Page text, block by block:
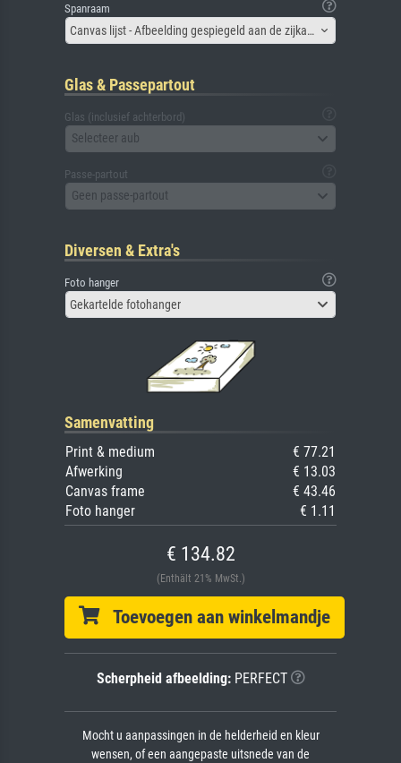
Spanraam
Canvas lijst - Afbeelding gespiegeld aan de zijkant
Glas & Passepartout
Glas (inclusief achterbord)
Selecteer aub
Passe-partout
Geen passe-partout
Diversen & Extra's
Foto hanger
Gekartelde fotohanger
Samenvatting
Print & medium
€ 77.21
Afwerking
€ 13.03
Canvas frame
€ 43.46
Foto hanger
€ 1.11
€ 134.82
(Enthält 21% MwSt.)
Toevoegen aan winkelmandje
Scherpheid afbeelding:PERFECT
Mocht u aanpassingen in de helderheid en kleur
wensen, of een aangepaste uitsnede van de